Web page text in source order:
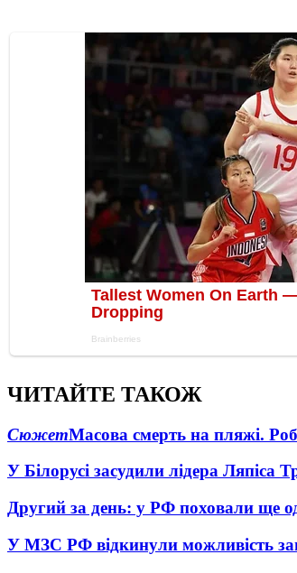
ЧИТАЙТЕ ТАКОЖ
СюжетМасова смерть на пляжі.
У Білорусі засудили лідера Ляпіса
Другий за день: у РФ поховали ще
У МЗС РФ відкинули можливість